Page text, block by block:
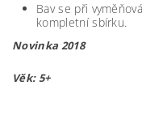
Bav se při
kompletní sbírku.
Novinka 2018
Věk: 5+